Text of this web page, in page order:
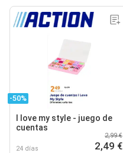
-50%
I love my style - juego de
cuentas
24 días
2,99 €
2,49 €